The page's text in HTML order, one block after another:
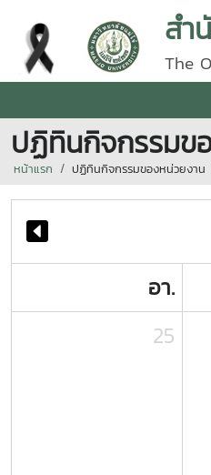
สำ
The
ปฏิทินกิจกรรมข
หน้าแรก ปฏิทินกิจกรรมของหน่วยงาน
อา.
25